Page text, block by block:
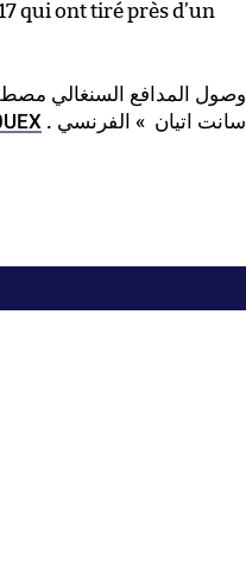
qui ont tiré près d’un
وصول المدافع السنغالي
سانت اتيان » الفرنسي .